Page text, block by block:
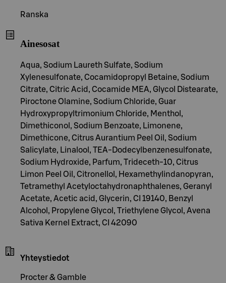
Ranska
Ainesosat
Aqua, Sodium Laureth Sulfate, Sodium
Xylenesulfonate, Cocamidopropyl Betaine, Sodium
Citrate, Citric Acid, Cocamide MEA, Glycol Distearate,
Piroctone Olamine, Sodium Chloride, Guar
Hydroxypropyltrimonium Chloride, Menthol,
Dimethiconol, Sodium Benzoate, Limonene,
Dimethicone, Citrus Aurantium Peel Oil, Sodium
Salicylate, Linalool, TEA-Dodecylbenzenesulfonate,
Sodium Hydroxide, Parfum, Trideceth-10, Citrus
Limon Peel Oil, Citronellol, Hexamethylindanopyran,
Tetramethyl Acetyloctahydronaphthalenes, Geranyl
Acetate, Acetic acid, Glycerin, CI 19140, Benzyl
Alcohol, Propylene Glycol, Triethylene Glycol, Avena
Sativa Kernel Extract, CI 42090
Yhteystiedot
Procter & Gamble